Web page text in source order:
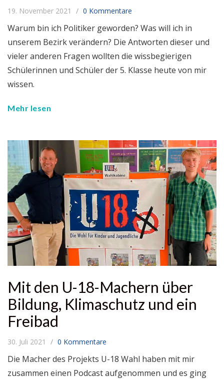
19. November 2021 0 Kommentare
Warum bin ich Politiker geworden? Was will ich in
unserem Bezirk verändern? Die Antworten dieser und
vieler anderen Fragen wollten die wissbegierigen
Schülerinnen und Schüler der 5. Klasse heute von mir
wissen.
Mehr lesen
Mit den U-18-Machern über
Bildung, Klimaschutz und ein
Freibad
30. Juli 2021 0 Kommentare
Die Macher des Projekts U-18 Wahl haben mit mir
zusammen einen Podcast aufgenommen und es ging